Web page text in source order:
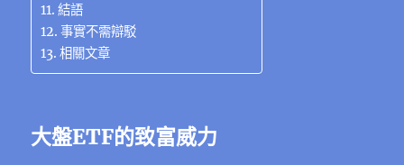
結語
事實不需辯駁
相關文章
大盤ETF的致富威力